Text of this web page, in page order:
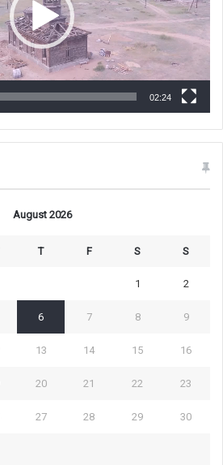
02:24
August 2026
T F S S
1 2
6 7 8 9
13 14 15 16
20 21 22 23
27 28 29 30